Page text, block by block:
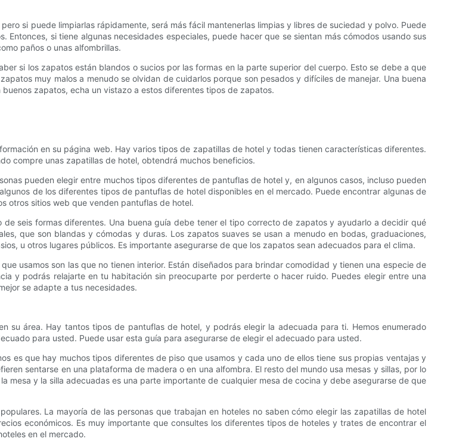
si puede limpiarlas rápidamente, será más fácil mantenerlas limpias y libres de suciedad y polvo. Puede
si tiene algunas necesidades especiales, puede hacer que se sientan más cómodos usando sus
paños o unas alfombrillas.
si los zapatos están blandos o sucios por las formas en la parte superior del cuerpo. Esto se debe a que
muy malos a menudo se olvidan de cuidarlos porque son pesados ​​y difíciles de manejar. Una buena
zapatos, echa un vistazo a estos diferentes tipos de zapatos.
en su página web. Hay varios tipos de zapatillas de hotel y todas tienen características diferentes.
compre unas zapatillas de hotel, obtendrá muchos beneficios.
pueden elegir entre muchos tipos diferentes de pantuflas de hotel y, en algunos casos, incluso pueden
de los diferentes tipos de pantuflas de hotel disponibles en el mercado. Puede encontrar algunas de
otros sitios web que venden pantuflas de hotel.
seis formas diferentes. Una buena guía debe tener el tipo correcto de zapatos y ayudarlo a decidir qué
que son blandas y cómodas y duras. Los zapatos suaves se usan a menudo en bodas, graduaciones,
u otros lugares públicos. Es importante asegurarse de que los zapatos sean adecuados para el clima.
usamos son las que no tienen interior. Están diseñados para brindar comodidad y tienen una especie de
y podrás relajarte en tu habitación sin preocuparte por perderte o hacer ruido. Puedes elegir entre una
se adapte a tus necesidades.
su área. Hay tantos tipos de pantuflas de hotel, y podrás elegir la adecuada para ti. Hemos enumerado
para usted. Puede usar esta guía para asegurarse de elegir el adecuado para usted.
es que hay muchos tipos diferentes de piso que usamos y cada uno de ellos tiene sus propias ventajas y
sentarse en una plataforma de madera o en una alfombra. El resto del mundo usa mesas y sillas, por lo
mesa y la silla adecuadas es una parte importante de cualquier mesa de cocina y debe asegurarse de que
La mayoría de las personas que trabajan en hoteles no saben cómo elegir las zapatillas de hotel
económicos. Es muy importante que consultes los diferentes tipos de hoteles y trates de encontrar el
en el mercado.